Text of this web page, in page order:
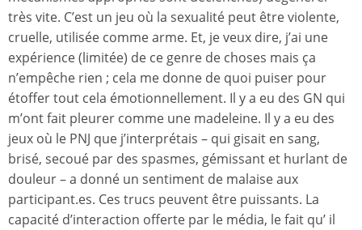
très vite. C’est un jeu où la sexualité peut être violente,
cruelle, utilisée comme arme. Et, je veux dire, j’ai une
expérience (limitée) de ce genre de choses mais ça
n’empêche rien ; cela me donne de quoi puiser pour
étoffer tout cela émotionnellement. Il y a eu des GN qui
m’ont fait pleurer comme une madeleine. Il y a eu des
jeux où le PNJ que j’interprétais – qui gisait en sang,
brisé, secoué par des spasmes, gémissant et hurlant de
douleur – a donné un sentiment de malaise aux
participant.es. Ces trucs peuvent être puissants. La
capacité d’interaction offerte par le média, le fait qu’ il